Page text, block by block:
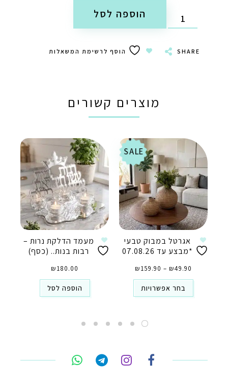
הוספה לסל
SHARE הוסף לרשימת המשאלות
מוצרים קשורים
SALE
אגרטל במבוק טבעי
*מבצע עד 07.08.26
₪49.90
–
₪159.90 מחירים:
עד
בחר אפשרויות
מעמד הדלקת נרות –
רבות בנות.. (כסף)
₪180.00
הוספה לסל